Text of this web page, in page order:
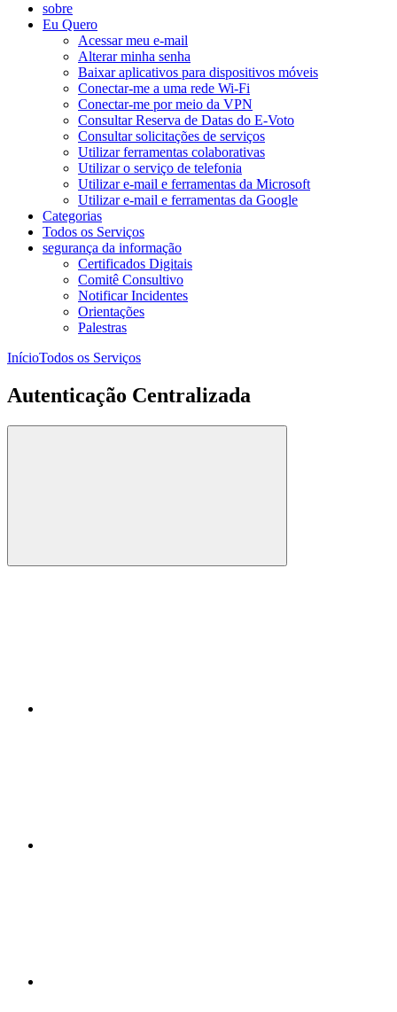
sobre
Eu Quero
Acessar meu e-mail
Alterar minha senha
Baixar aplicativos para dispositivos móveis
Conectar-me a uma rede Wi-Fi
Conectar-me por meio da VPN
Consultar Reserva de Datas do E-Voto
Consultar solicitações de serviços
Utilizar ferramentas colaborativas
Utilizar o serviço de telefonia
Utilizar e-mail e ferramentas da Microsoft
Utilizar e-mail e ferramentas da Google
Categorias
Todos os Serviços
segurança da informação
Certificados Digitais
Comitê Consultivo
Notificar Incidentes
Orientações
Palestras
InícioTodos os Serviços
Autenticação Centralizada
Compartilhar